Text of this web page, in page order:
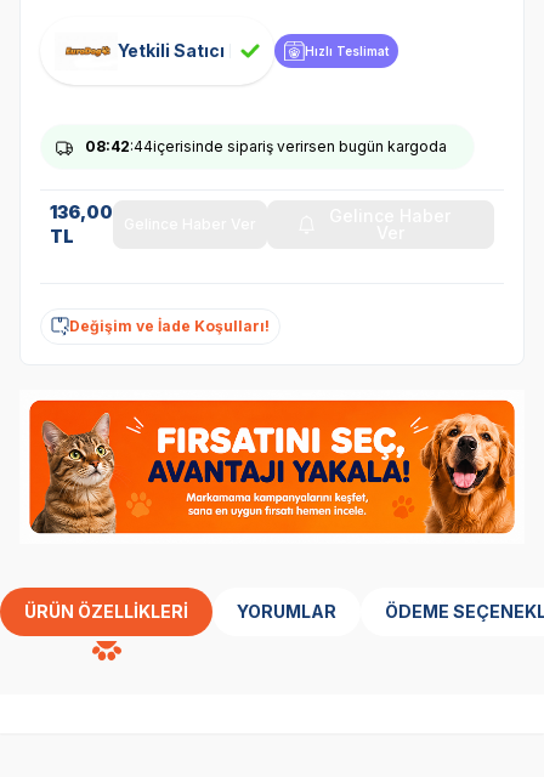
Yetkili Satıcı Hızlı Teslimat
08:42:43içerisinde sipariş verirsen bugün kargoda
136,00
TL
Değişim ve İade Koşulları!
ÜRÜN ÖZELLIKLERI YORUMLAR ÖDEME